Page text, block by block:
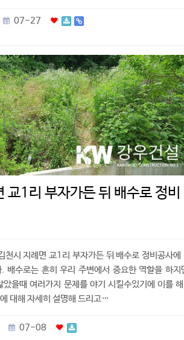
07-27
교1리 부자가든 뒤 배수로 정비
천시 지례면 교1리 부자가든 뒤 배수로 정비공사에
배수로는 흔히 우리 주변에서 중요한 역할을 하지
았을때 여러가지 문제를 야기 시킬수있기에 이를
대해 자세히 설명해 드리고…
07-08